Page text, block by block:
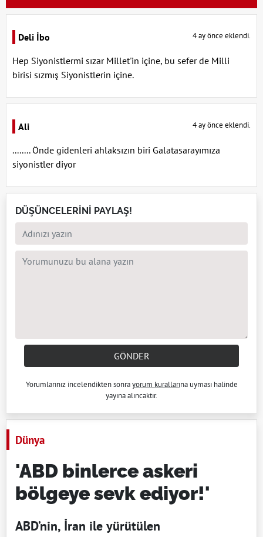
Deli İbo 4 ay önce eklendi.
Hep Siyonistlermi sızar Millet'in içine, bu sefer de Milli
birisi sızmış Siyonistlerin içine.
Ali 4 ay önce eklendi.
........ Önde gidenleri ahlaksızın biri Galatasarayımıza
siyonistler diyor
DÜŞÜNCELERİNİ PAYLAŞ!
GÖNDER
Yorumlarınız incelendikten sonrayorum kurallarına uyması halinde
yayına alıncaktır.
Dünya
'ABD binlerce askeri
bölgeye sevk ediyor!'
ABD’nin, İran ile yürütülen